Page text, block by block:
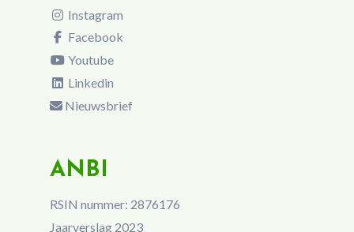
Instagram
Facebook
Youtube
Linkedin
Nieuwsbrief
ANBI
RSIN nummer: 2876176
Jaarverslag 2023